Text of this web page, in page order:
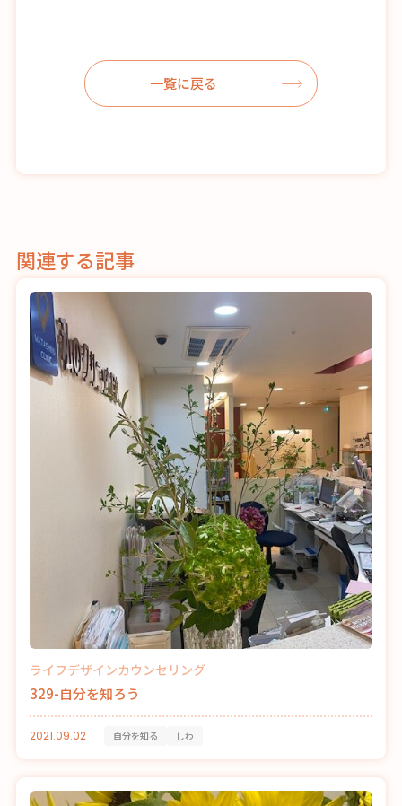
一覧に戻る
関連する記事
ライフデザインカウンセリング
329-自分を知ろう
2021.09.02 自分を知る しわ